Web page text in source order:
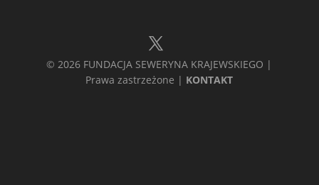
© 2026 FUNDACJA SEWERYNA KRAJEWSKIEGO |
Prawa zastrzeżone | KONTAKT